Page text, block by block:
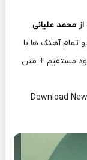
ازمحمد علیانی
تمام آهنگ ها با
مستقیم + متن
Download